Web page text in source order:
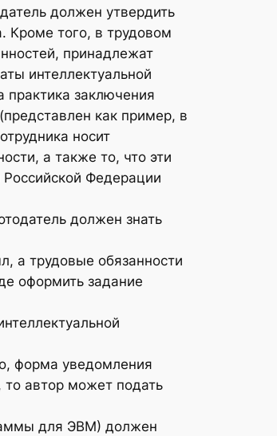
должен утвердить
Кроме того, в трудовом
принадлежат
интеллектуальной
практика заключения
как пример, в
носит
а также то, что эти
Федерации
должен знать
а трудовые обязанности
оформить задание
форма уведомления
автор может подать
для ЭВМ) должен